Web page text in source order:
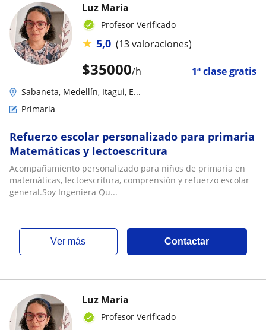
$35000/h 1ª clase gratis
Luz Maria
Profesor Verificado
★ 5,0 (13 valoraciones)
Sabaneta, Medellín, Itagui, E...
Primaria
Refuerzo escolar personalizado para primaria
Matemáticas y lectoescritura
Acompañamiento personalizado para niños de primaria en
matemáticas, lectoescritura, comprensión y refuerzo escolar
general.Soy Ingeniera Qu...
ver más Contactar
Luz Maria
Profesor Verificado